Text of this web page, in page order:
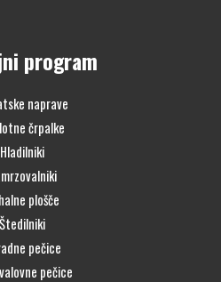
program
naprave
črpalke
Hladilniki
plošče
Štedilniki
pečice
pečice